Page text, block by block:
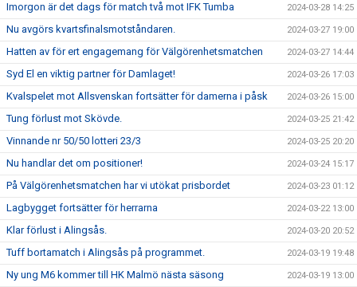
Imorgon är det dags för match två mot IFK Tumba 2024-03-28 14:25
Nu avgörs kvartsfinalsmotståndaren. 2024-03-27 19:00
Hatten av för ert engagemang för Välgörenhetsmatchen 2024-03-27 14:44
Syd El en viktig partner för Damlaget! 2024-03-26 17:03
Kvalspelet mot Allsvenskan fortsätter för damerna i påsk 2024-03-26 15:00
Tung förlust mot Skövde. 2024-03-25 21:42
Vinnande nr 50/50 lotteri 23/3 2024-03-25 20:20
Nu handlar det om positioner! 2024-03-24 15:17
På Välgörenhetsmatchen har vi utökat prisbordet 2024-03-23 01:12
Lagbygget fortsätter för herrarna 2024-03-22 13:00
Klar förlust i Alingsås. 2024-03-20 20:52
Tuff bortamatch i Alingsås på programmet. 2024-03-19 19:48
Ny ung M6 kommer till HK Malmö nästa säsong 2024-03-19 13:00